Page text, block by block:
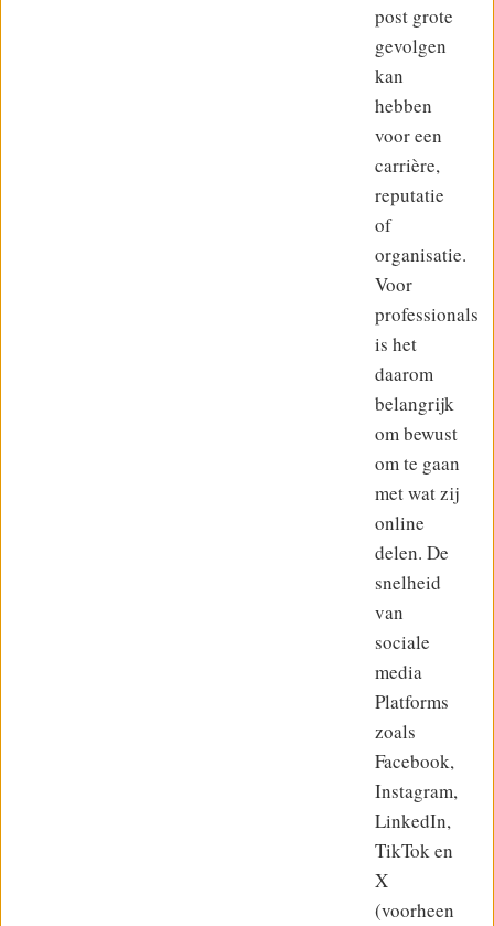
post grote
gevolgen
kan
hebben
voor een
carrière,
reputatie
of
organisatie.
Voor
professionals
is het
daarom
belangrijk
om bewust
om te gaan
met wat zij
online
delen. De
snelheid
van
sociale
media
Platforms
zoals
Facebook,
Instagram,
LinkedIn,
TikTok en
X
(voorheen